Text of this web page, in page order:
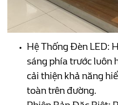
Hệ Thống Đèn LED:
sáng phía trước luôn
cải thiện khả năng
toàn trên đường.